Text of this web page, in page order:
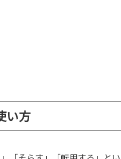
い方